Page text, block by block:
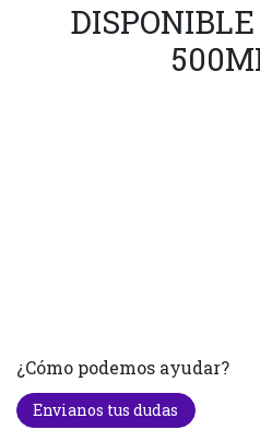
¿Cómo podemos ayudar?
Envianos tus dudas